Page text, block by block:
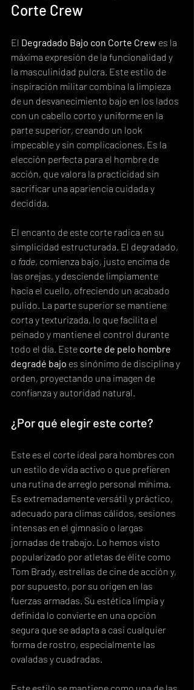
Corte Crew
El Degradado Bajo con Corte Crew es la
máxima expresión de la funcionalidad y
la masculinidad pulcra. Este estilo de
inspiración militar combina la limpieza
de un desvanecimiento bajo en los lados
con un cabello corto y uniforme en la
parte superior, creando un look
impecable y sin complicaciones. Es la
elección perfecta para el hombre de
acción, que valora la practicidad sin
sacrificar una apariencia cuidada y
decidida.
El encanto de este corte radica en su
simplicidad estructurada. El degradado,
o fade, comienza bajo, justo encima de
las orejas, y desciende limpiamente
hacia el cuello, ofreciendo un acabado
pulido. La parte superior se mantiene
corta y texturizada, lo que facilita el
peinado y mantiene el control durante
todo el día. Este corte de pelo hombre
degradé bajo es sinónimo de disciplina y
orden, proyectando una imagen de
confianza y autoridad natural.
¿Por qué elegir este corte?
Este es el corte ideal para hombres con
un estilo de vida activo o que prefieren
una rutina de arreglo personal mínima.
Es extremadamente versátil y práctico,
adecuado para climas cálidos, sesiones
intensas en el gimnasio o largas
jornadas de trabajo. Lo hemos visto
popularizado por atletas de élite como
Tom Brady, estrellas de cine de acción y,
por supuesto, por su origen en las
fuerzas armadas. Su estética limpia y
definida lo convierte en una opción
segura que se adapta a casi cualquier
forma de rostro, especialmente las
ovaladas y cuadradas.
Este estilo se mantiene como una de las